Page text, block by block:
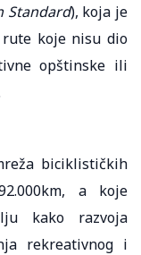
Standard), koja je
koje nisu dio
opštinske ili
biciklističkih
a koje
kako razvoja
rekreativnog i